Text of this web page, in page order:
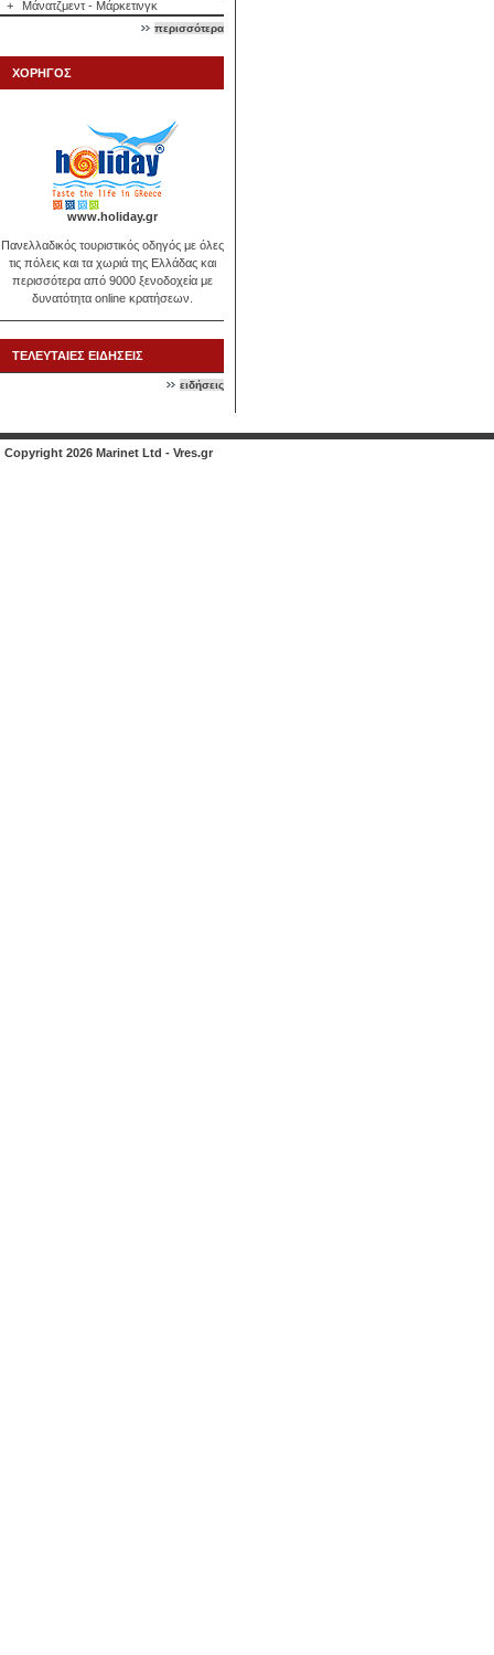
+
Μάνατζμεντ - Μάρκετινγκ
περισσότερα
ΧΟΡΗΓΟΣ
www.holiday.gr
Πανελλαδικός τουριστικός οδηγός με όλες
τις πόλεις και τα χωριά της Ελλάδας και
περισσότερα από 9000 ξενοδοχεία με
δυνατότητα online κρατήσεων.
ΤΕΛΕΥΤΑΙΕΣ ΕΙΔΗΣΕΙΣ
ειδήσεις
Copyright 2026 Marinet Ltd - Vres.gr